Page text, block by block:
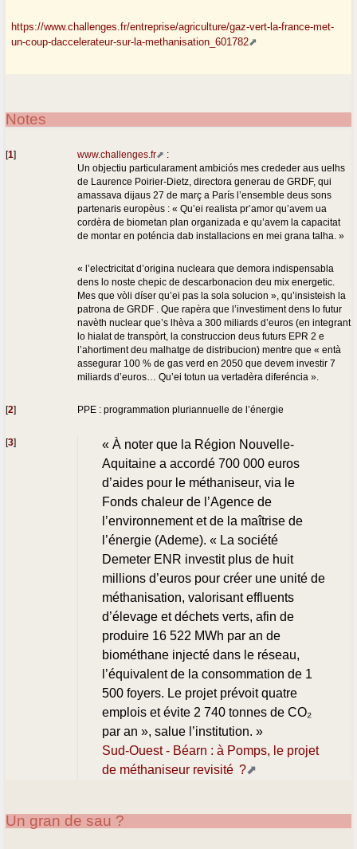
https://www.challenges.fr/entreprise/agriculture/gaz-vert-la-france-met-
un-coup-daccelerateur-sur-la-methanisation_601782
Notes
[1] www.challenges.fr
:
Un objectiu particularament ambiciós mes crededer aus uelhs
de Laurence Poirier-Dietz, directora generau de GRDF, qui
amassava dijaus 27 de març a París l’ensemble deus sons
partenaris europèus : « Qu’ei realista pr’amor qu’avem ua
cordèra de biometan plan organizada e qu’avem la capacitat
de montar en poténcia dab installacions en mei grana talha. »
« l’electricitat d’origina nucleara que demora indispensabla
dens lo noste chepic de descarbonacion deu mix energetic.
Mes que vòli díser qu’ei pas la sola solucion », qu’insisteish la
patrona de GRDF . Que rapèra que l’investiment dens lo futur
navèth nuclear que’s lhèva a 300 miliards d’euros (en integrant
lo hialat de transpòrt, la construccion deus futurs EPR 2 e
l’ahortiment deu malhatge de distribucion) mentre que « entà
assegurar 100 % de gas verd en 2050 que devem investir 7
miliards d’euros… Qu’ei totun ua vertadèra diferéncia ».
[2] PPE : programmation pluriannuelle de l’énergie
[3]
« À noter que la Région Nouvelle-
Aquitaine a accordé 700 000 euros
d’aides pour le méthaniseur, via le
Fonds chaleur de l’Agence de
l’environnement et de la maîtrise de
l’énergie (Ademe). « La société
Demeter ENR investit plus de huit
millions d’euros pour créer une unité de
méthanisation, valorisant effluents
d’élevage et déchets verts, afin de
produire 16 522 MWh par an de
biométhane injecté dans le réseau,
l’équivalent de la consommation de 1
500 foyers. Le projet prévoit quatre
emplois et évite 2 740 tonnes de CO₂
par an », salue l’institution. »
Sud-Ouest - Béarn : à Pomps, le projet
de méthaniseur revisité ?
Un gran de sau ?